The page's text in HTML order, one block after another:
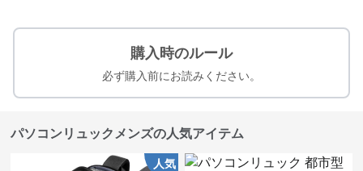
購入時のルール
必ず購入前にお読みください。
パソコンリュックメンズの人気アイテム
人気